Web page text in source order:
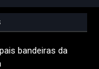
bandeiras da